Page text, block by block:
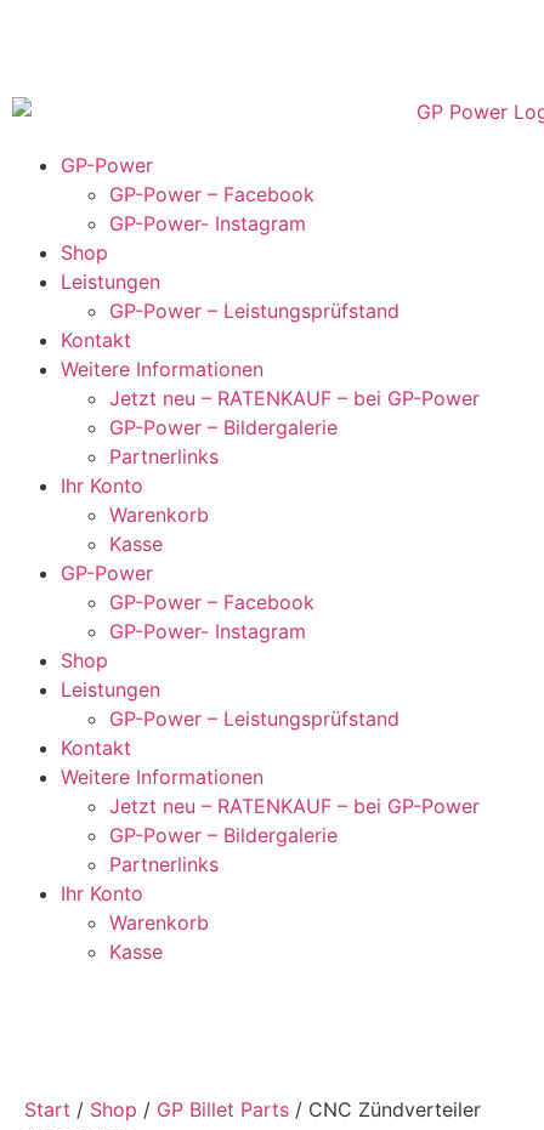
GP-Power
GP-Power – Facebook
GP-Power- Instagram
Shop
Leistungen
GP-Power – Leistungsprüfstand
Kontakt
Weitere Informationen
Jetzt neu – RATENKAUF – bei GP-Power
GP-Power – Bildergalerie
Partnerlinks
Ihr Konto
Warenkorb
Kasse
GP-Power
GP-Power – Facebook
GP-Power- Instagram
Shop
Leistungen
GP-Power – Leistungsprüfstand
Kontakt
Weitere Informationen
Jetzt neu – RATENKAUF – bei GP-Power
GP-Power – Bildergalerie
Partnerlinks
Ihr Konto
Warenkorb
Kasse
Start / Shop / GP Billet Parts / CNC Zündverteiler